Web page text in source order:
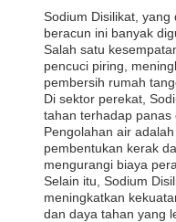
Sodium Disilikat,
beracun ini banyak
Salah satu
pencuci piring,
pembersih rumah
Di sektor perekat,
tahan terhadap panas
Pengolahan air
pembentukan kerak
mengurangi biaya
Selain itu, Sodium
meningkatkan
dan daya tahan yang